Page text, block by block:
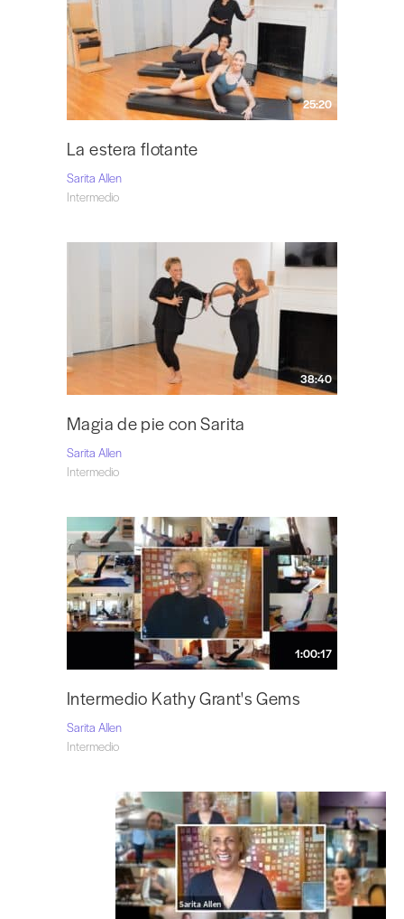
25:20
La estera flotante
Sarita Allen
Intermedio
38:40
Magia de pie con Sarita
Sarita Allen
Intermedio
1:00:17
Intermedio Kathy Grant's Gems
Sarita Allen
Intermedio